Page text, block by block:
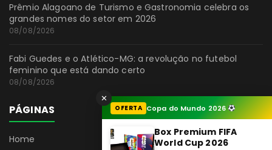
✕
OFERTA Copa do Mundo 2026
Box Premium FIFA
World Cup 2026
Prêmio Alagoano de Turismo e Gastronomia celebra os
grandes nomes do setor em 2026
08/08/2026
Fabi Guedes e o Atlético-MG: a revolução no futebol
feminino que está dando certo
08/08/2026
PÁGINAS
Home